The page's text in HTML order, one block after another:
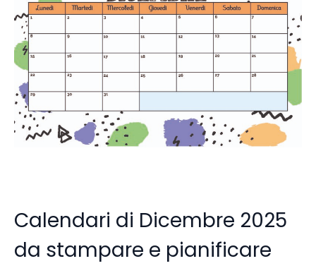
Calendari di Dicembre 2025
da stampare e pianificare